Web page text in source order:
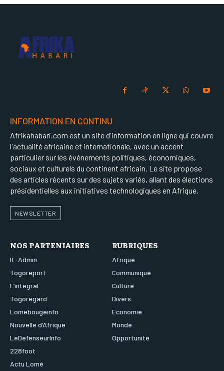
INFORMATION EN CONTINU
Afrikahabari.com est un site d'information en ligne qui couvre
l'actualité africaine et internationale, avec un accent
particulier sur les événements politiques, économiques,
sociaux et culturels du continent africain. Le site propose
des articles récents sur des sujets variés, allant des élections
présidentielles aux initiatives technologiques en Afrique.
NEWSLETTER
NOS PARTENIAIRES
It-Admin
Togoreport
L’integral
Togoregard
Lomebougeinfo
Nouvelle d’Afrique
LeDefenseurInfo
228foot
Actu Lomé
RUBRIQUES
Afrique
Communiqué
Culture
Divers
Economie
Monde
Opportunité